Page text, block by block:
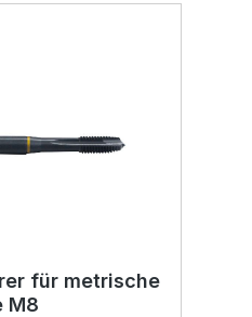
für metrische
M8